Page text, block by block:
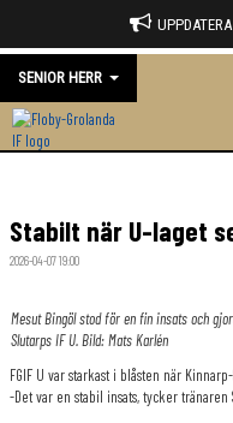
SENIOR HERR
NYHETER
MATCHER
TRUPPEN
Stabilt när U-laget
2026-04-07 19:00
Mesut Bingöl stod för en fin insats och
Slutarps IF U. Bild: Mats Karlén
FGIF U var starkast i blåsten när
-Det var en stabil insats, tycker tränaren